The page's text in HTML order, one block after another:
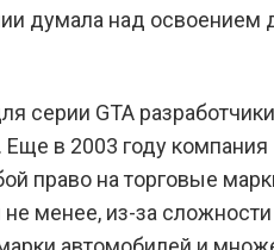
думала над освоением
серии GTA
Еще в 2003 году компания
право на торговые
менее, из-за